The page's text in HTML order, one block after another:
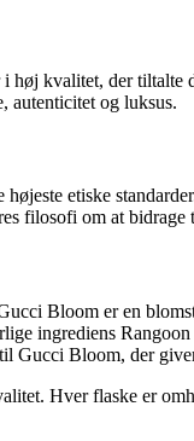
kvalitet, der tiltalte
autenticitet og luksus.
etiske
filosofi om at
Bloom er en
ingrediens
Gucci Bloom, der
Hver flaske er